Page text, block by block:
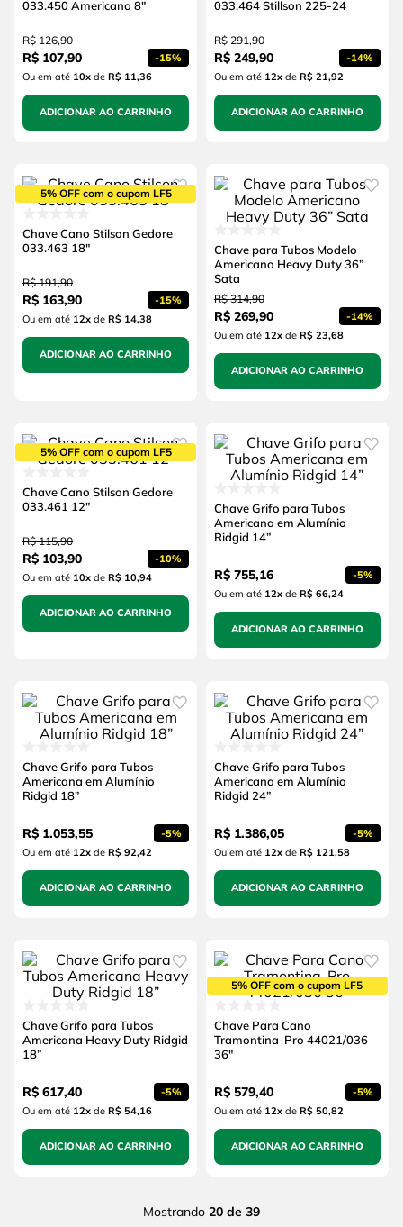
033.450 Americano 8"
R$ 126,90
R$ 107,90 -15%
Ou em até 10xde R$ 11,36
ADICIONAR AO CARRINHO
033.464 Stillson 225-24
R$ 291,90
R$ 249,90 -14%
Ou em até 12xde R$ 21,92
ADICIONAR AO CARRINHO
5% OFF com o cupom LF5
Chave Cano Stilson Gedore
033.463 18"
R$ 191,90
R$ 163,90 -15%
Ou em até 12xde R$ 14,38
ADICIONAR AO CARRINHO
Chave para Tubos Modelo
Americano Heavy Duty 36”
Sata
R$ 314,90
R$ 269,90 -14%
Ou em até 12xde R$ 23,68
ADICIONAR AO CARRINHO
5% OFF com o cupom LF5
Chave Cano Stilson Gedore
033.461 12"
R$ 115,90
R$ 103,90 -10%
Ou em até 10xde R$ 10,94
ADICIONAR AO CARRINHO
Chave Grifo para Tubos
Americana em Alumínio
Ridgid 14”
R$ 755,16 -5%
Ou em até 12xde R$ 66,24
ADICIONAR AO CARRINHO
Chave Grifo para Tubos
Americana em Alumínio
Ridgid 18”
R$ 1.053,55 -5%
Ou em até 12xde R$ 92,42
ADICIONAR AO CARRINHO
Chave Grifo para Tubos
Americana em Alumínio
Ridgid 24”
R$ 1.386,05 -5%
Ou em até 12xde R$ 121,58
ADICIONAR AO CARRINHO
Chave Grifo para Tubos
Americana Heavy Duty Ridgid
18”
R$ 617,40 -5%
Ou em até 12xde R$ 54,16
ADICIONAR AO CARRINHO
5% OFF com o cupom LF5
Chave Para Cano
Tramontina-Pro 44021/036
36"
R$ 579,40 -5%
Ou em até 12xde R$ 50,82
ADICIONAR AO CARRINHO
Mostrando 20 de 39